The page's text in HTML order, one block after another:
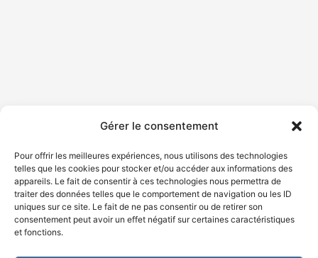
Gérer le consentement
Pour offrir les meilleures expériences, nous utilisons des technologies
telles que les cookies pour stocker et/ou accéder aux informations des
appareils. Le fait de consentir à ces technologies nous permettra de
traiter des données telles que le comportement de navigation ou les ID
uniques sur ce site. Le fait de ne pas consentir ou de retirer son
consentement peut avoir un effet négatif sur certaines caractéristiques
et fonctions.